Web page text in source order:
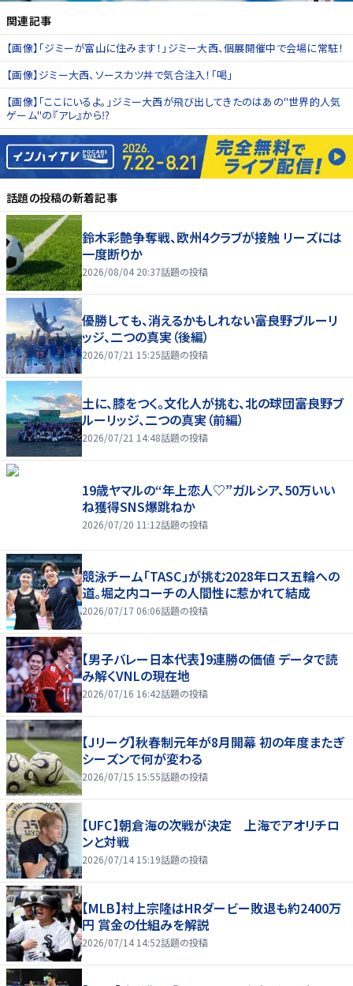
関連記事
【画像】「ジミーが富山に住みます！」ジミー大西、個展開催中で会場に常駐！
【画像】ジミー大西、ソースカツ丼で気合注入！「喝」
【画像】「ここにいるよ。」ジミー大西が飛び出してきたのはあの"世界的人気
ゲーム"の『アレ』から⁉
話題の投稿の新着記事
鈴木彩艶争奪戦、欧州4クラブが接触 リーズには
一度断りか
2026/08/04 20:37話題の投稿
優勝しても、消えるかもしれない――富良野ブルーリ
ッジ、二つの真実（後編）
2026/07/21 15:25話題の投稿
土に、膝をつく。文化人が挑む、北の球団――富良野ブ
ルーリッジ、二つの真実（前編）
2026/07/21 14:48話題の投稿
19歳ヤマルの“年上恋人♡”ガルシア、50万いい
ね獲得SNS爆跳ねか
2026/07/20 11:12話題の投稿
競泳チーム「TASC」が挑む2028年ロス五輪への
道。堀之内コーチの人間性に惹かれて結成
2026/07/17 06:06話題の投稿
【男子バレー日本代表】9連勝の価値 データで読
み解くVNLの現在地
2026/07/16 16:42話題の投稿
【Jリーグ】秋春制元年が8月開幕 初の年度またぎ
シーズンで何が変わる
2026/07/15 15:55話題の投稿
【UFC】朝倉海の次戦が決定 上海でアオリチロ
ンと対戦
2026/07/14 15:19話題の投稿
【MLB】村上宗隆はHRダービー敗退も約2400万
円 賞金の仕組みを解説
2026/07/14 14:52話題の投稿